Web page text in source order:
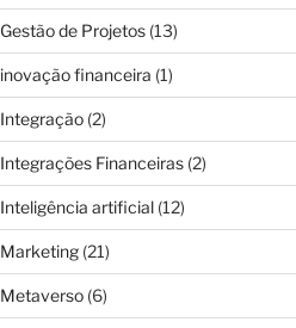
Gestão de Projetos(13)
inovação financeira (1)
Integração(2)
Integrações Financeiras(2)
Inteligência artificial(12)
Marketing(21)
Metaverso(6)